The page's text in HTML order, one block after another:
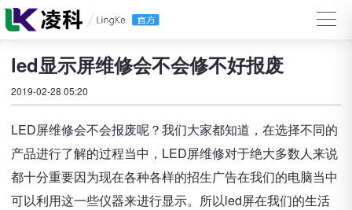
led显示屏维修会不会修不好报废
2019-02-28 05:20
LED屏维修会不会报废呢？我们大家都知道，在选择不同的
产品进行了解的过程当中，LED屏维修对于绝大多数人来说
都十分重要因为现在各种各样的招生广告在我们的电脑当中
可以利用这一些仪器来进行显示。所以led屏在我们的生活